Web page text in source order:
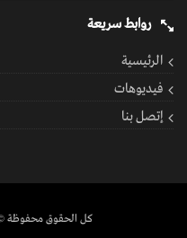
روابط سريعة
الرئيسية
فيديوهات
إتصل بنا
كل الحقوق محفوظة©